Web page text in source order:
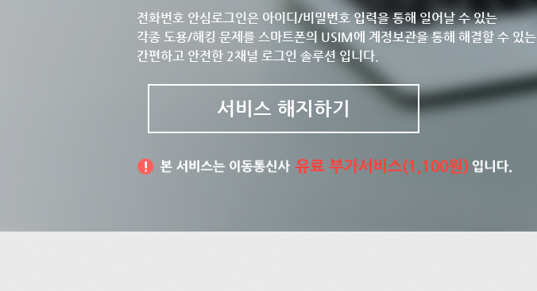
전화번호 안심로그인은 아이디/비밀번호 입력을 통해 일어날 수 있는
각종 도용/해킹 문제를 스마트폰의 USIM에 계정보관을 통해 해결할 수 있는
간편하고 안전한 2채널 로그인 솔루션 입니다.
서비스 해지하기